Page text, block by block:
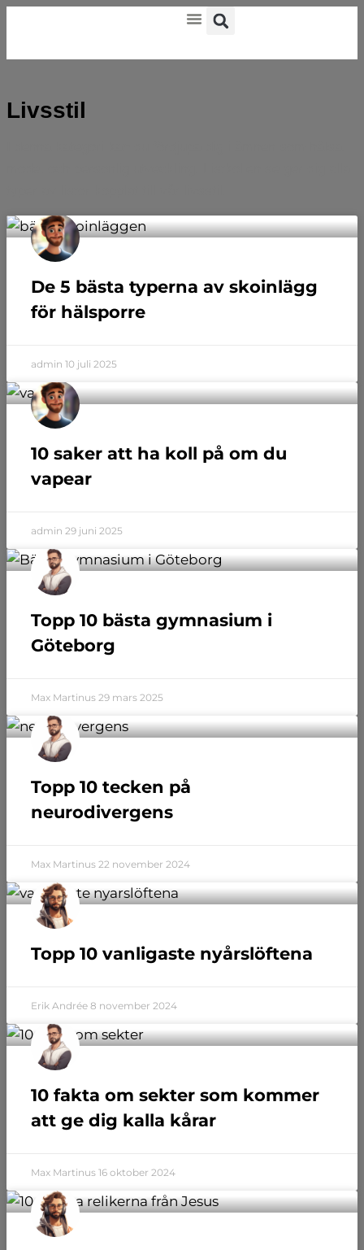
Livsstil
De 5 bästa typerna av skoinlägg
för hälsporre
admin 10 juli 2025
10 saker att ha koll på om du
vapear
admin 29 juni 2025
Topp 10 bästa gymnasium i
Göteborg
Max Martinus 29 mars 2025
Topp 10 tecken på
neurodivergens
Max Martinus 22 november 2024
Topp 10 vanligaste nyårslöftena
Erik Andrée 8 november 2024
10 fakta om sekter som kommer
att ge dig kalla kårar
Max Martinus 16 oktober 2024